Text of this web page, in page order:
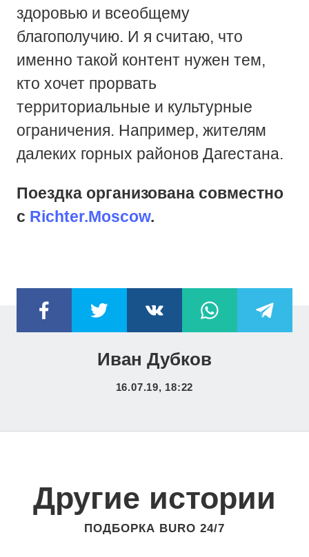
здоровью и всеобщему
благополучию. И я считаю, что
именно такой контент нужен тем,
кто хочет прорвать
территориальные и культурные
ограничения. Например, жителям
далеких горных районов Дагестана.
Поездка организована совместно
с Richter.Moscow.
Иван Дубков
16.07.19, 18:22
Другие истории
ПОДБОРКА BURO 24/7